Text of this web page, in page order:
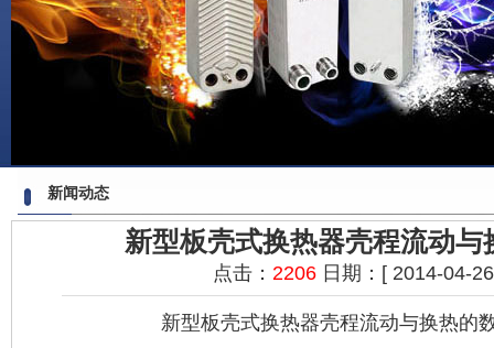
新闻动态
新型板壳式换热器壳程流动与
点击： 2206 日期：[ 2014-04-
新型板壳式换热器壳程流动与换热的